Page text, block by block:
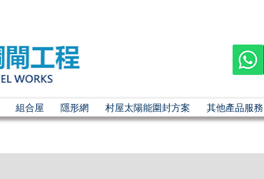
組合屋 隱形網 村屋太陽能圍封方案 其他產品服務